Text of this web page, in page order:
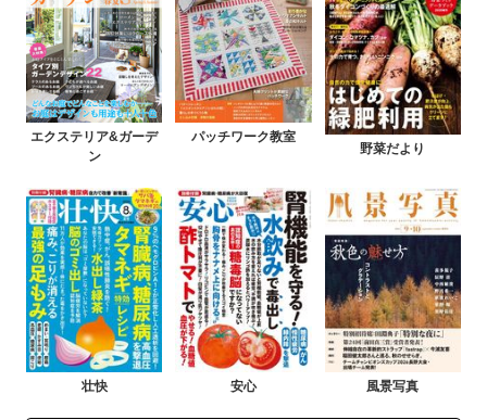
エクステリア&ガーデ
ン
パッチワーク教室
野菜だより
壮快 安心 風景写真